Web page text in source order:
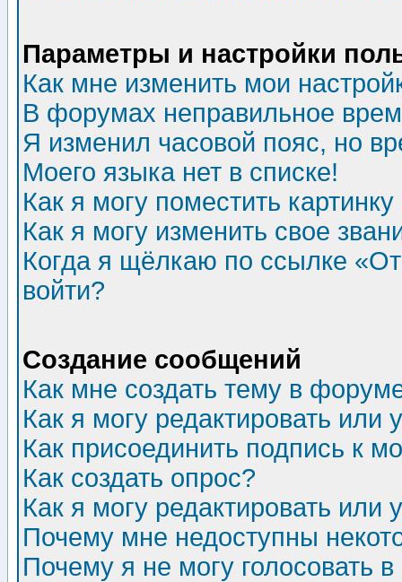
Параметры и настройки
Как мне изменить мои
В форумах неправильное
Я изменил часовой пояс, но
Моего языка нет в списке!
Как я могу поместить
Как я могу изменить свое
Когда я щёлкаю по ссылке
войти?
Создание сообщений
Как мне создать тему в
Как я могу редактировать или
Как присоединить подпись к
Как создать опрос?
Как я могу редактировать или
Почему мне недоступны
Почему я не могу голосовать